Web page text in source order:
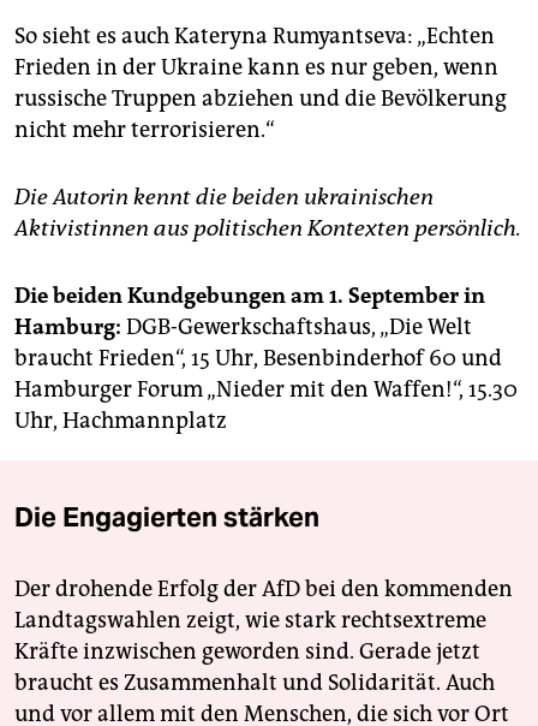
So sieht es auch Kateryna Rum­yantseva: „Echten
Frieden in der Ukraine kann es nur geben, wenn
russische Truppen abziehen und die Bevölkerung
nicht mehr terrorisieren.“
Die Autorin kennt die beiden ukrainischen
Aktivistinnen aus politischen Kontexten persönlich.
Die beiden Kundgebungen am 1. September in
Hamburg: DGB-Gewerkschaftshaus, „Die Welt
braucht Frieden“, 15 Uhr, Besenbinderhof 60 und
Hamburger Forum „Nieder mit den Waffen!“, 15.30
Uhr, Hachmannplatz
Die Engagierten stärken
Der drohende Erfolg der AfD bei den kommenden
Landtagswahlen zeigt, wie stark rechtsextreme
Kräfte inzwischen geworden sind. Gerade jetzt
braucht es Zusammenhalt und Solidarität. Auch
und vor allem mit den Menschen, die sich vor Ort